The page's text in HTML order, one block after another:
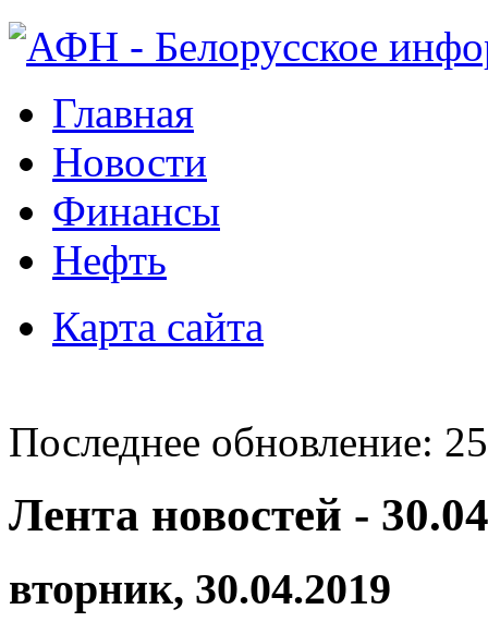
Главная
Новости
Финансы
Нефть
Карта сайта
Последнее обновление:
Лента новостей -
вторник, 30.04.2019